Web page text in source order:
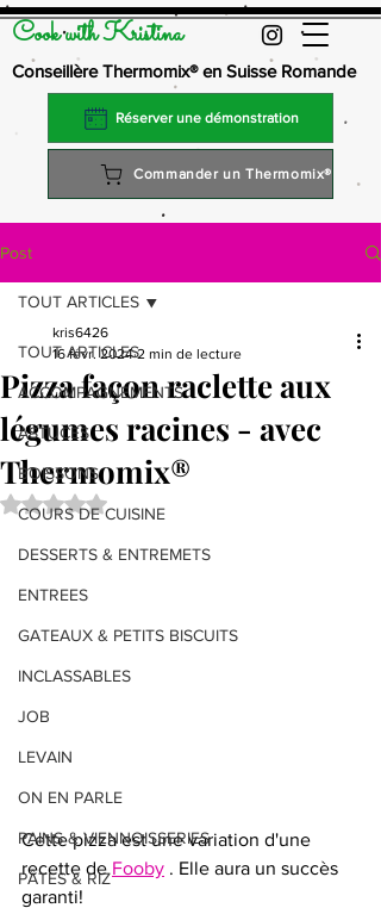
Cook with Kristina
Conseillère Thermomix® en Suisse Romande
Réserver une démonstration
Commander un Thermomix®
Post
TOUT ARTICLES
ACCOMPAGNEMENTS
ASTUCES
BOISSONS
COURS DE CUISINE
DESSERTS & ENTREMETS
ENTREES
GATEAUX & PETITS BISCUITS
INCLASSABLES
JOB
LEVAIN
ON EN PARLE
PAINS & VIENNOISSERIES
PÂTES & RIZ
TOUT ARTICLES
Pizza façon raclette aux
légumes racines - avec
Thermomix®
kris6426
16 févr. 2024 2 min de lecture
Noté NaN étoiles sur 5.
Cette pizza est une variation d'une
recette de Fooby . Elle aura un succès
garanti!